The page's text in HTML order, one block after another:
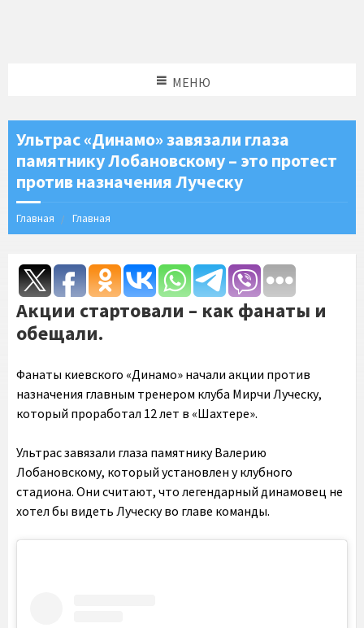
МЕНЮ
Ультрас «Динамо» завязали глаза
памятнику Лобановскому – это протест
против назначения Луческу
Главная Главная
Акции стартовали – как фанаты и
обещали.
Фанаты киевского «Динамо» начали акции против
назначения главным тренером клуба Мирчи Луческу,
который проработал 12 лет в «Шахтере».
Ультрас завязали глаза памятнику Валерию
Лобановскому, который установлен у клубного
стадиона. Они считают, что легендарный динамовец не
хотел бы видеть Луческу во главе команды.